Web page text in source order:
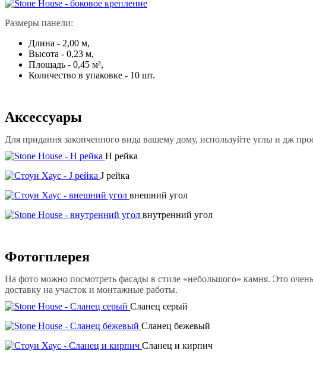
Размеры панели:
Длина - 2,00 м,
Высота - 0,23 м,
Площадь - 0,45 м²,
Количество в упаковке - 10 шт.
Аксессуары
Для придания законченного вида вашему дому, используйте углы и дж
H рейка
J рейка
внешний угол
внутренний угол
Фотогплерея
На фото можно посмотреть фасады в стиле «небольшого» камня. Это
доставку на участок и монтажные работы.
Сланец серый
Сланец бежевый
Сланец и кирпич